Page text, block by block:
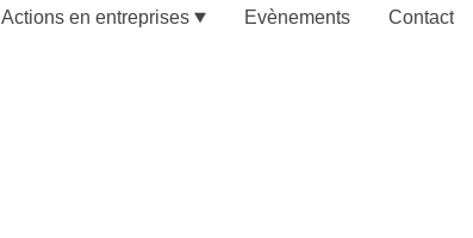
Actions en entreprises Evènements Contact